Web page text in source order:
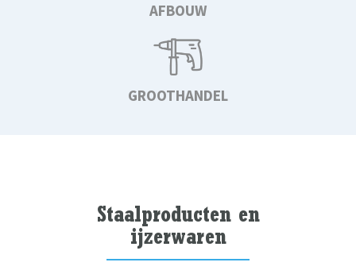
AFBOUW
GROOTHANDEL
Staalproducten en
ijzerwaren